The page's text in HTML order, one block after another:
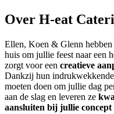
Over H-eat
Ellen, Koen & Glenn hebben
huis om jullie feest naar een
zorgt voor een creatieve
Dankzij hun
moeten doen om jullie dag
aan de slag en leveren ze
aansluiten bij jullie concept